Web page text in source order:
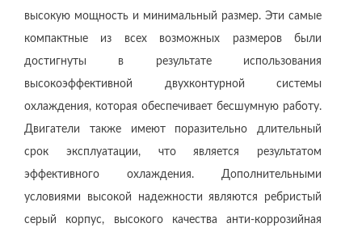
высокую мощность и минимальный размер. Эти самые
компактные из всех возможных размеров были
достигнуты в результате использования
высокоэффективной двухконтурной системы
охлаждения, которая обеспечивает бесшумную работу.
Двигатели также имеют поразительно длительный
срок эксплуатации, что является результатом
эффективного охлаждения. Дополнительными
условиями высокой надежности являются ребристый
серый корпус, высокого качества анти-коррозийная